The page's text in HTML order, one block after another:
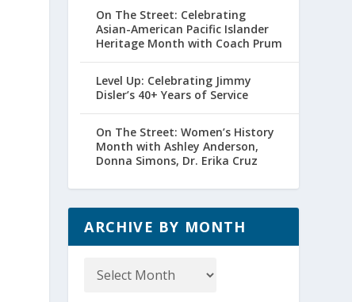
On The Street: Celebrating
Asian-American Pacific Islander
Heritage Month with Coach Prum
Level Up: Celebrating Jimmy
Disler’s 40+ Years of Service
On The Street: Women’s History
Month with Ashley Anderson,
Donna Simons, Dr. Erika Cruz
ARCHIVE BY MONTH